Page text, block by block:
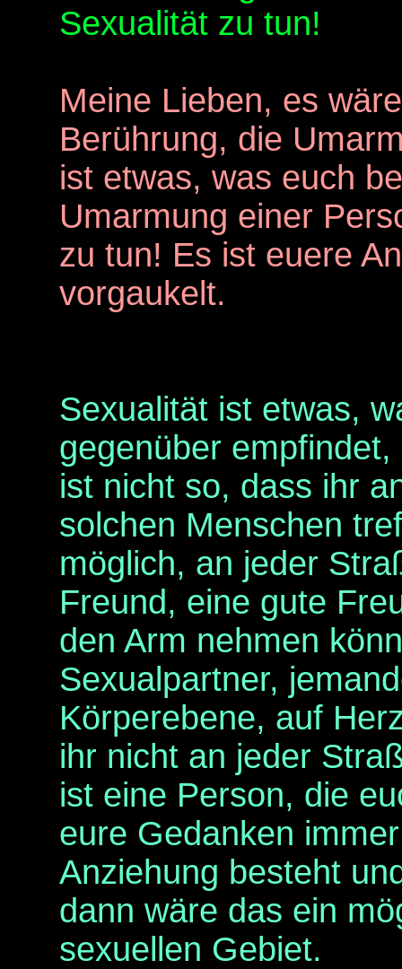
Sexualität zu tun!
Meine Lieben, es
Berührung, die
ist etwas, was euch
Umarmung einer
zu tun! Es ist euere
vorgaukelt.
Sexualität ist etwas,
gegenüber
ist nicht so, dass ihr
solchen Menschen
möglich, an jeder
Freund, eine gute
den Arm nehmen
Sexualpartner,
Körperebene, auf
ihr nicht an jeder
ist eine Person, die
eure Gedanken
Anziehung besteht
dann wäre das ein
sexuellen Gebiet.